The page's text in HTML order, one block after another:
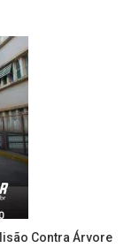
Contra Árvore